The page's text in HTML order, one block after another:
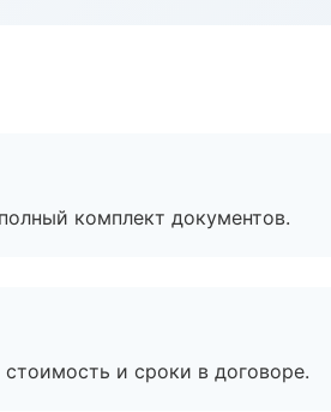
комплект документов.
и сроки в договоре.